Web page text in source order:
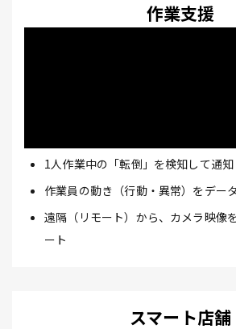
作業支援
1人作業中の「転倒」を検知して通知
作業員の動き（行動・異常）をデー
遠隔（リモート）から、カメラ映像
ート
スマート店舗